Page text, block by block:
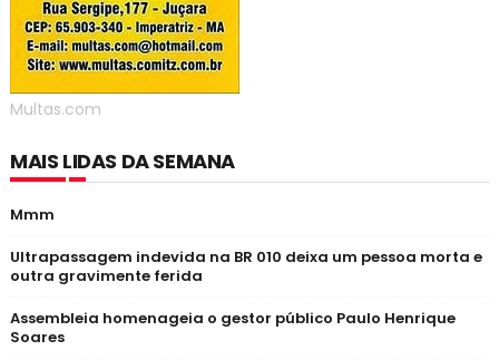
Multas.com
MAIS LIDAS DA SEMANA
Mmm
Ultrapassagem indevida na BR 010 deixa um pessoa morta e
outra gravimente ferida
Assembleia homenageia o gestor público Paulo Henrique
Soares